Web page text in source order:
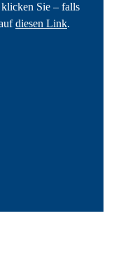
Sie – falls
diesen Link.